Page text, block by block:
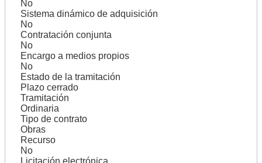
No
Sistema dinámico de adquisición
No
Contratación conjunta
No
Encargo a medios propios
No
Estado de la tramitación
Plazo cerrado
Tramitación
Ordinaria
Tipo de contrato
Obras
Recurso
No
Licitación electrónica